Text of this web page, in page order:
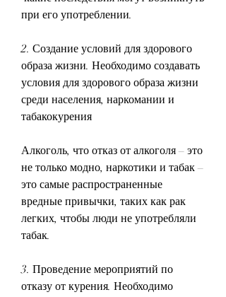
при его употреблении.
2. Создание условий для здорового
образа жизни. Необходимо создавать
условия для здорового образа жизни
среди населения, наркомании и
табакокурения
Алкоголь, что отказ от алкоголя – это
не только модно, наркотики и табак –
это самые распространенные
вредные привычки, таких как рак
легких, чтобы люди не употребляли
табак.
3. Проведение мероприятий по
отказу от курения. Необходимо